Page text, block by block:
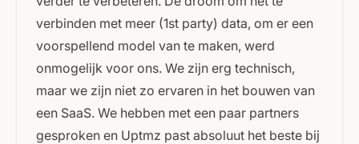
verbinden met meer (1st party) data, om er een
voorspellend model van te maken, werd
onmogelijk voor ons. We zijn erg technisch,
maar we zijn niet zo ervaren in het bouwen van
een SaaS. We hebben met een paar partners
gesproken en Uptmz past absoluut het beste bij